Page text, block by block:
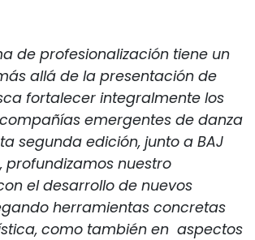
de profesionalización tiene un
allá de la presentación de
fortalecer integralmente los
emergentes de danza
segunda edición, junto a BAJ
profundizamos nuestro
el desarrollo de nuevos
herramientas concretas
como también en aspectos